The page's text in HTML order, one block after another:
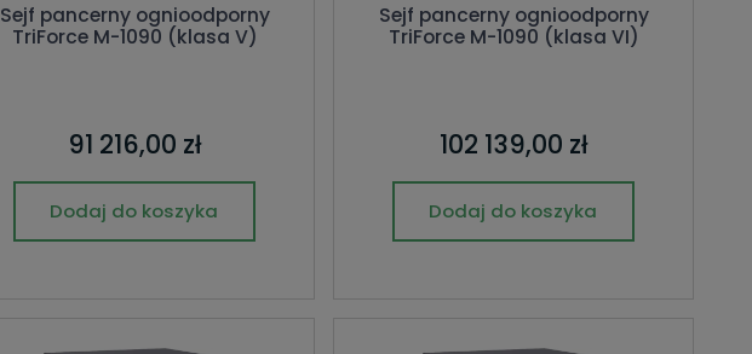
Sejf pancerny ognioodporny
TriForce M-1090 (klasa V)
91 216,00 zł
Dodaj do koszyka
Sejf pancerny ognioodporny
TriForce M-1090 (klasa VI)
102 139,00 zł
Dodaj do koszyka